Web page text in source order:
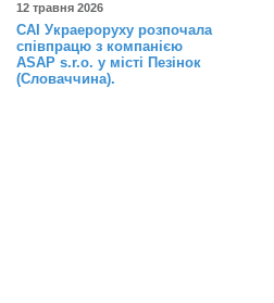
12 травня 2026
САІ Украероруху розпочала
співпрацю з компанією
ASAP s.r.o. у місті Пезінок
(Словаччина).